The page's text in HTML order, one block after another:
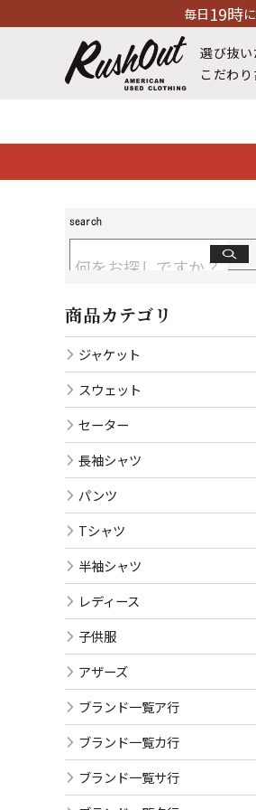
に新商品掲載中！※店舗休業日除
選び抜
こだわ
商品カテゴリ
ジャケット
スウェット
セーター
長袖シャツ
パンツ
Tシャツ
半袖シャツ
レディース
子供服
アザーズ
ブランド一覧ア行
ブランド一覧カ行
ブランド一覧サ行